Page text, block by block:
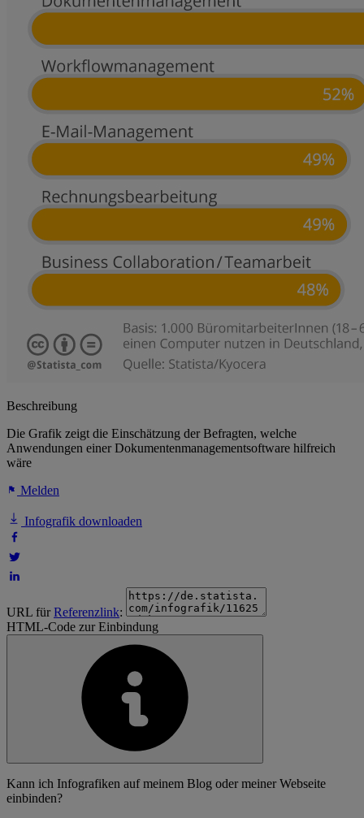
Beschreibung
Die Grafik zeigt die Einschätzung der Befragten, welche
Anwendungen einer Dokumentenmanagementsoftware hilfreich
wäre
Melden
Infografik downloaden
URL fürReferenzlink:
HTML-Code zur Einbindung
Kann ich Infografiken auf meinem Blog oder meiner Webseite
einbinden?